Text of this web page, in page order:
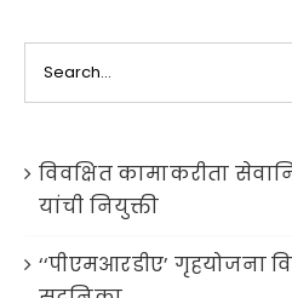
विवक्षित कामाकरीता
यांची नियुक्ती
‘‘पीएमआरडीए’ गृहयोजना